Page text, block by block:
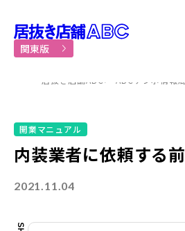
居抜き物件・貸
関東版
居抜き店舗ABC ABCテンポ情報局
開業マニュアル
内装業者に依頼する
2021.11.04